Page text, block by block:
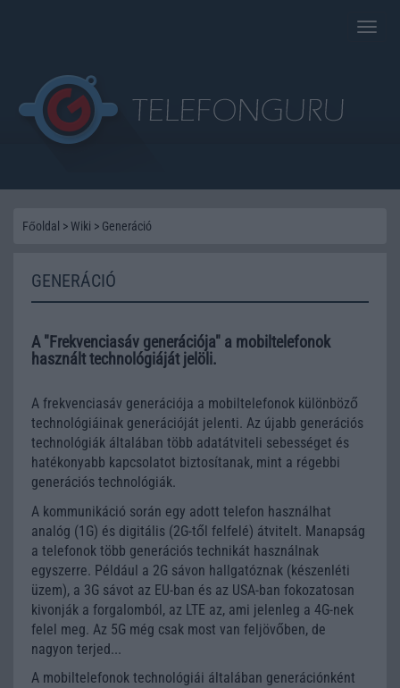
Toggle
Főoldal >Wiki > Generáció
GENERÁCIÓ
A "Frekvenciasáv generációja" a mobiltelefonok
használt technológiáját jelöli.
A frekvenciasáv generációja a mobiltelefonok különböző
technológiáinak generációját jelenti. Az újabb generációs
technológiák általában több adatátviteli sebességet és
hatékonyabb kapcsolatot biztosítanak, mint a régebbi
generációs technológiák.
A kommunikáció során egy adott telefon használhat
analóg (1G) és digitális (2G-től felfelé) átvitelt. Manapság
a telefonok több generációs technikát használnak
egyszerre. Például a 2G sávon hallgatóznak (készenléti
üzem), a 3G sávot az EU-ban és az USA-ban fokozatosan
kivonják a forgalomból, az LTE az, ami jelenleg a 4G-nek
felel meg. Az 5G még csak most van feljövőben, de
nagyon terjed...
A mobiltelefonok technológiái általában generációnként